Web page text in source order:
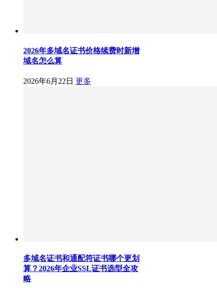
2026年多域名证书价格续费时新增
域名怎么算
2026年6月22日 更多
多域名证书和通配符证书哪个更划
算？2026年企业SSL证书选型全攻
略